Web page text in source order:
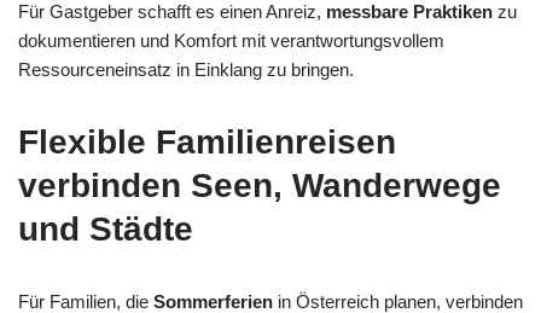
Für Gastgeber schafft es einen Anreiz, messbare Praktiken zu
dokumentieren und Komfort mit verantwortungsvollem
Ressourceneinsatz in Einklang zu bringen.
Flexible Familienreisen
verbinden Seen, Wanderwege
und Städte
Für Familien, die Sommerferien in Österreich planen, verbinden